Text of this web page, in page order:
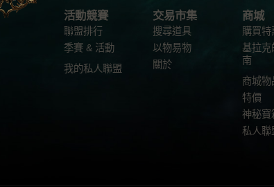
活動競賽
聯盟排行
季賽 & 活動
我的私人聯盟
交易市集
搜尋道具
以物易物
關於
商城
購買特
基拉克
南
商城物
特價
神秘寶
私人聯